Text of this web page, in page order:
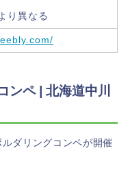
り異なる
ンペ | 北海道中川
ルダリングコンペが開催